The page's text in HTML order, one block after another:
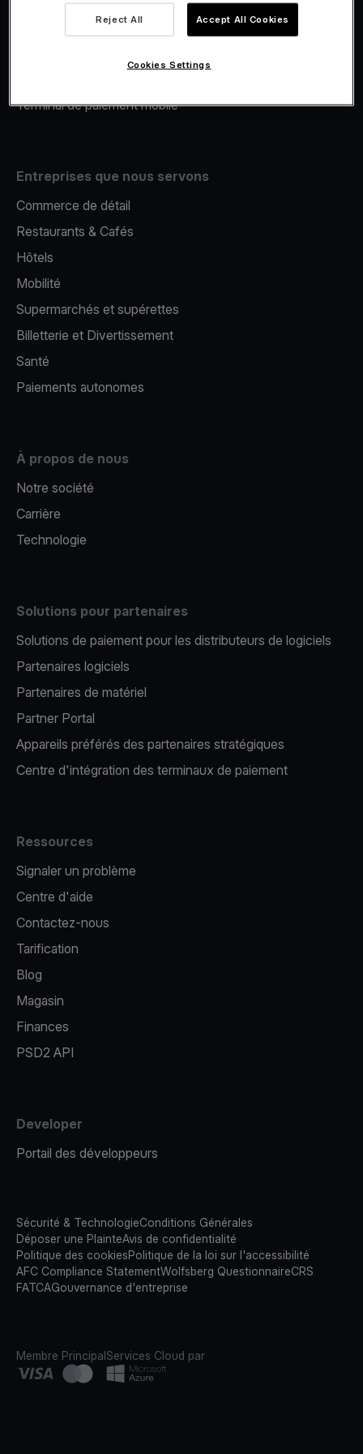
Financement Viva.com
Terminal de paiement mobile
Entreprises que nous servons
Commerce de détail
Restaurants & Cafés
Hôtels
Mobilité
Supermarchés et supérettes
Billetterie et Divertissement
Santé
Paiements autonomes
À propos de nous
Notre société
Carrière
Technologie
Solutions pour partenaires
Solutions de paiement pour les distributeurs de logiciels
Partenaires logiciels
Partenaires de matériel
Partner Portal
Appareils préférés des partenaires stratégiques
Centre d'intégration des terminaux de paiement
Ressources
Signaler un problème
Centre d'aide
Contactez-nous
Tarification
Blog
Magasin
Finances
PSD2 API
Developer
Portail des développeurs
Sécurité & TechnologieConditions Générales
Déposer une PlainteAvis de confidentialité
Politique des cookiesPolitique de la loi sur l'accessibilité
AFC Compliance StatementWolfsberg QuestionnaireCRS
FATCAGouvernance d'entreprise
Membre PrincipalServices Cloud par
Reject All Accept All Cookies
Cookies Settings